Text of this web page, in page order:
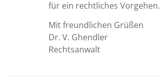
für ein rechtliches Vorgehen.
Mit freundlichen Grüßen
Dr. V. Ghendler
Rechtsanwalt